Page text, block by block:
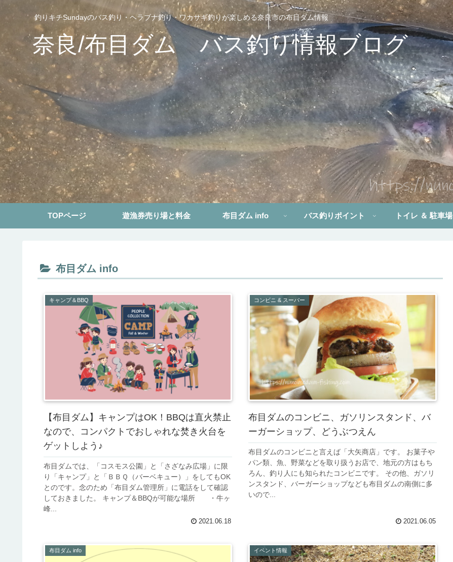
釣りキチSundayのバス釣り・ヘラブナ釣り・ワカサギ釣りが楽しめる奈良市の布目ダム情報
奈良/布目ダム バス釣り情報ブログ
TOPページ 遊漁券売り場と料金 布目ダム info バス釣りポイント トイレ ＆ 駐車場
布目ダム info
キャンプ＆BBQ
【布目ダム】キャンプはOK！BBQは直火禁止
なので、コンパクトでおしゃれな焚き火台を
ゲットしよう♪
布目ダムでは、「コスモス公園」と「さざなみ広場」に限
り「キャンプ」と「ＢＢＱ（バーベキュー）」をしてもOK
とのです。念のため「布目ダム管理所」に電話をして確認
しておきました。 キャンプ＆BBQが可能な場所 ・牛ヶ
峰...
2021.06.18
コンビニ & スーパー
布目ダムのコンビニ、ガソリンスタンド、バ
ーガーショップ、どうぶつえん
布目ダムのコンビニと言えば「大矢商店」です。 お菓子や
パン類、魚、野菜などを取り扱うお店で、地元の方はもち
ろん、釣り人にも知られたコンビニです。 その他、ガソリ
ンスタンド、バーガーショップなども布目ダムの南側に多
いので...
2021.06.05
布目ダム info イベント情報